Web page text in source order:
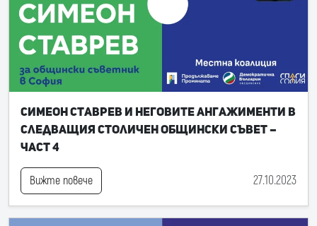
Симеон Ставрев и неговите ангажименти в
следващия Столичен общински съвет –
част 4
Вижте повече 27.10.2023